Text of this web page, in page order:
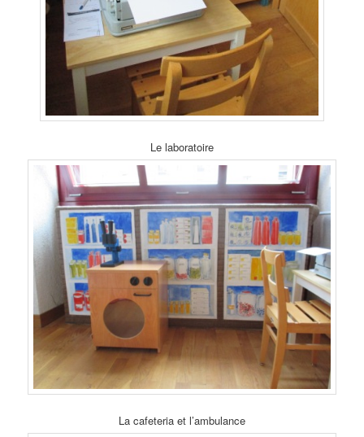
Le laboratoire
La cafeteria et l’ambulance